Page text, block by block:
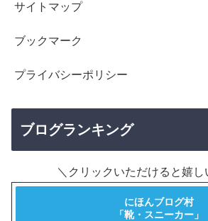
サイトマップ
ブックマーク
プライバシーポリシー
ブログランキング
＼クリックいただけると嬉し
にほんブログ村
「靴・スニーカー」